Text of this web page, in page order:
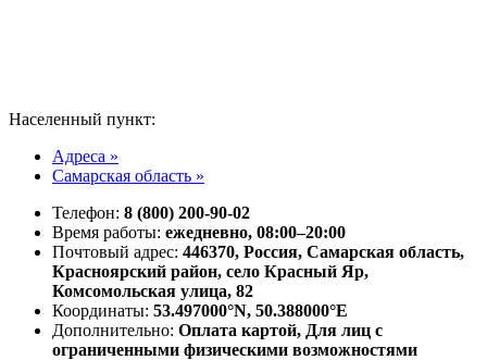
Населенный пункт:
Адреса »
Самарская область »
Телефон: 8 (800) 200-90-02
Время работы: ежедневно, 08:00–20:00
Почтовый адрес: 446370, Россия, Самарская область,
Красноярский район, село Красный Яр,
Комсомольская улица, 82
Координаты: 53.497000°N, 50.388000°E
Дополнительно: Оплата картой, Для лиц с
ограниченными физическими возможностями